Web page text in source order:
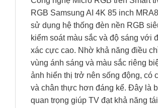
RGB Samsung AI 4K 85 inch
sử dụng hệ thống đèn nền RGB
kiểm soát màu sắc và độ sáng với
xác cực cao. Nhờ khả năng điều
vùng ánh sáng và màu sắc riêng
ảnh hiển thị trở nên sống động, có
và chân thực hơn đáng kể. Đây là
quan trọng giúp TV đạt khả năng